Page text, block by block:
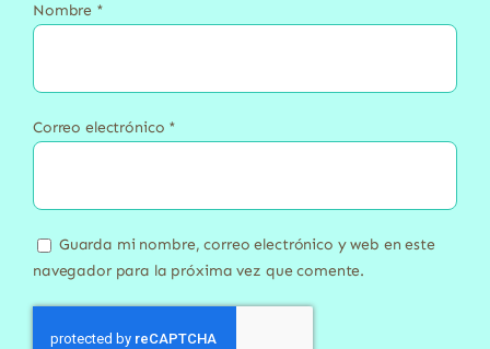
Nombre *
Correo electrónico *
Guarda mi nombre, correo electrónico y web en este
navegador para la próxima vez que comente.